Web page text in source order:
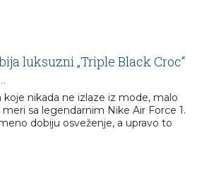
luksuzni „Triple Black Croc“
koje nikada ne izlaze iz mode, malo
sa legendarnim Nike Air Force 1.
dobiju osveženje, a upravo to